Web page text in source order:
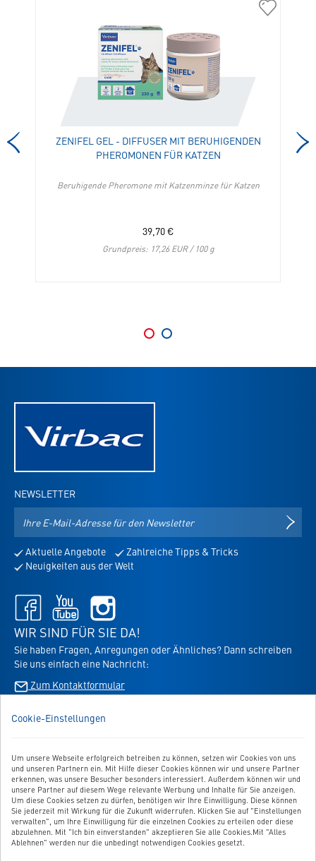
309692
ZENIFEL GEL - DIFFUSER MIT BERUHIGENDEN
PHEROMONEN FÜR KATZEN
Beruhigende Pheromone mit Katzenminze für Katzen
39,70€
Grundpreis: 17,26 EUR / 100 g
Cookie-Einstellungen
Um unsere Webseite erfolgreich betreiben zu können, setzen wir Cookies von uns
und unseren Partnern ein. Mit Hilfe dieser Cookies können wir und unsere Partner
erkennen, was unsere Besucher besonders interessiert. Außerdem können wir und
unsere Partner auf diesem Wege relevante Werbung und Inhalte für Sie anzeigen.
Um diese Cookies setzen zu dürfen, benötigen wir Ihre Einwilligung. Diese können
Sie jederzeit mit Wirkung für die Zukunft widerrufen. Klicken Sie auf "Einstellungen
verwalten", um Ihre Einwilligung für die einzelnen Cookies zu erteilen oder diese
abzulehnen. Mit "Ich bin einverstanden" akzeptieren Sie alle Cookies.Mit "Alles
Ablehnen" werden nur die unbedingt notwendigen Cookies gesetzt.
NEWSLETTER
Mail-
für
den
Aktuelle Angebote
Zahlreiche Tipps & Tricks
Neuigkeiten aus der Welt
Facebook
-
öffnet
neuem
Tab
Youtube
öffnet
neuem
Tab
öffnet
neuem
Tab
WIR SIND FÜR SIE DA!
Sie haben Fragen, Anregungen oder Ähnliches? Dann schreiben
Sie uns einfach eine Nachricht:
Zum Kontaktformular
BESTELLUNG WIDERRUFEN
UNSER SERVICE
UNSERE TOP-KATEGORIEN
GEPRÜFTE QUALITÄT